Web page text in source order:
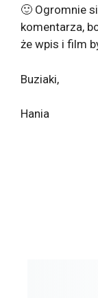
🙂 Ogromnie
komentarza,
że wpis i film
Buziaki,
Hania